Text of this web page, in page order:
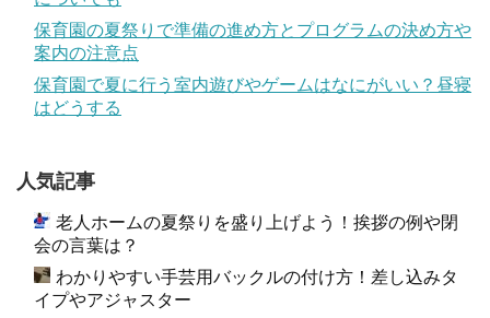
保育園の夏祭りで準備の進め方とプログラムの決め方や
案内の注意点
保育園で夏に行う室内遊びやゲームはなにがいい？昼寝
はどうする
人気記事
老人ホームの夏祭りを盛り上げよう！挨拶の例や閉
会の言葉は？
わかりやすい手芸用バックルの付け方！差し込みタ
イプやアジャスター